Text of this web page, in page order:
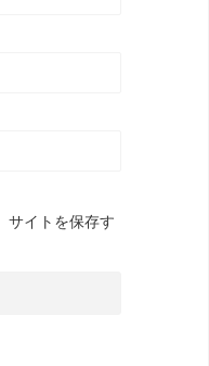
サイトを保存す